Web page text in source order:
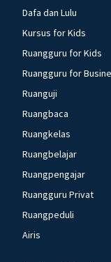
Dafa dan Lulu
Kursus for Kids
Ruangguru for Kids
Ruangguru for
Ruanguji
Ruangbaca
Ruangkelas
Ruangbelajar
Ruangpengajar
Ruangguru Privat
Ruangpeduli
Airis